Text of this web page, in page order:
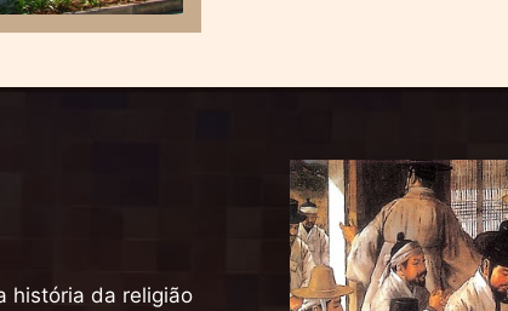
história da religião